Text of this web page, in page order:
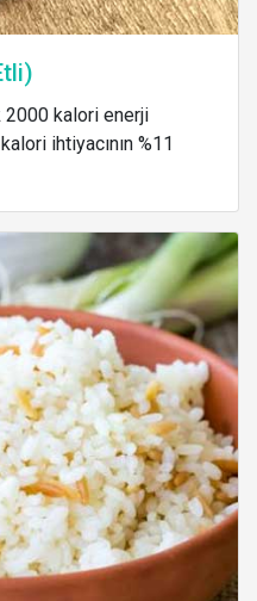
2000 kalori enerji
ihtiyacının %11